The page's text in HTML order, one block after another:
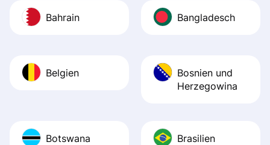
Bahrain Bangladesch
Belgien
Bosnien und
Herzegowina
Botswana Brasilien